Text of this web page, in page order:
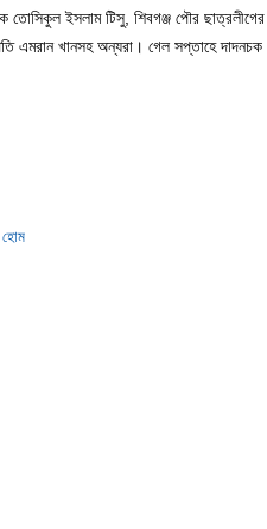
ইসলাম টিসু, শিবগঞ্জ পৌর ছাত্রলীগের
এমরান খানসহ অন্যরা। গেল সপ্তাহে
হোম